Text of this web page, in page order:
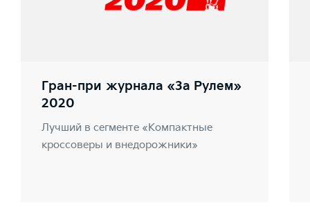
Гран-при журнала «За Рулем»
2020
Лучший в сегменте «Компактные
кроссоверы и внедорожники»